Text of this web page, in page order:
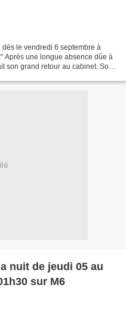
le vendredi 6 septembre à
Après une longue absence dûe à
son grand retour au cabinet. Son
nuit de jeudi 05 au
sur M6